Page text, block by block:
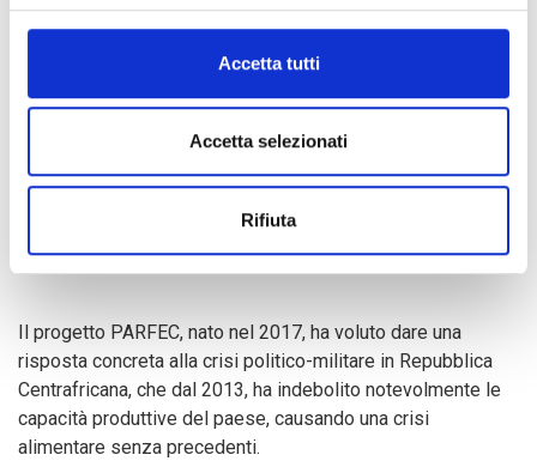
Accetta tutti
Accetta selezionati
Rifiuta
il rafforzamento della coesione sociale e della
solidarietà attraverso la creazione dei gruppi AVEC.
Da un punto di vista sociale, l’iniziativa permetterà
dicondividere conoscenzee instaurarereti di
positivamente sul benessere delle comunità, ma
rafforzeranno anche l’empowerment delle donne.
Il progetto PARFEC, nato nel 2017, ha voluto dare una
risposta concreta alla crisi politico-militare in Repubblica
Centrafricana, che dal 2013, ha indebolito notevolmente le
capacità produttive del paese, causando una crisi
alimentare senza precedenti.